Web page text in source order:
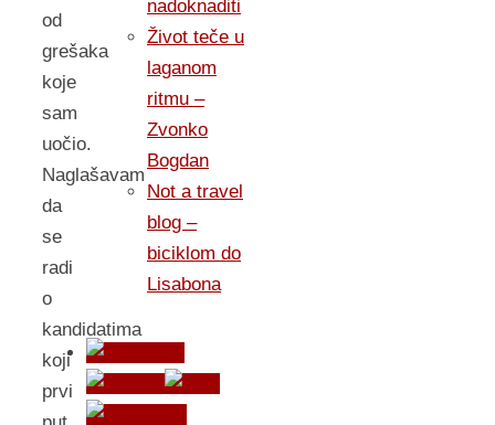
od
grešaka
koje
sam
uočio.
Naglašavam
da
se
radi
o
kandidatima
koji
prvi
nadoknaditi
Život teče u
laganom
ritmu –
Zvonko
Bogdan
Not a travel
blog –
biciklom do
Lisabona